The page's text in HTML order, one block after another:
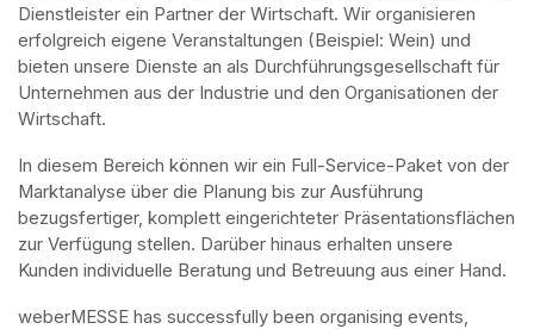
Dienstleister ein Partner der Wirtschaft. Wir organisieren
erfolgreich eigene Veranstaltungen (Beispiel: Wein) und
bieten unsere Dienste an als Durchführungsgesellschaft für
Unternehmen aus der Industrie und den Organisationen der
Wirtschaft.
In diesem Bereich können wir ein Full-Service-Paket von der
Marktanalyse über die Planung bis zur Ausführung
bezugsfertiger, komplett eingerichteter Präsentationsflächen
zur Verfügung stellen. Darüber hinaus erhalten unsere
Kunden individuelle Beratung und Betreuung aus einer Hand.
weberMESSE has successfully been organising events,